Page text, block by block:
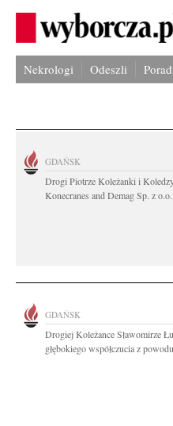
Nekrologi Odeszli
GDAŃSK
Drogi Piotrze Koleżanki i
Konecranes and Demag Sp. z
GDAŃSK
Drogiej Koleżance Sławomirze
głębokiego współczucia z